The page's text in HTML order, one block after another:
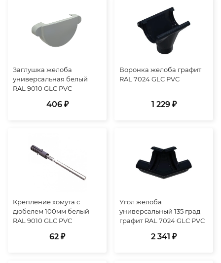
Заглушка желоба
универсальная белый
RAL 9010 GLC PVC
406 ₽
Воронка желоба графит
RAL 7024 GLC PVC
1 229 ₽
Крепление хомута с
дюбелем 100мм белый
RAL 9010 GLC PVC
62 ₽
Угол желоба
универсальный 135 град
графит RAL 7024 GLC PVC
2 341 ₽